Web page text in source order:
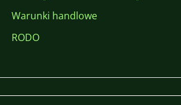
Warunki handlowe
RODO